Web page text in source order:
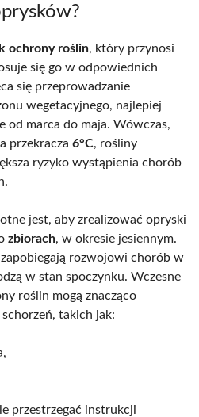
ochrony roślin, który przynosi
się go w odpowiednich
się przeprowadzanie
wegetacyjnego, najlepiej
od marca do maja. Wówczas,
przekracza 6°C, rośliny
ryzyko wystąpienia chorób
jest, aby zrealizować opryski
zbiorach, w okresie jesiennym.
zapobiegają rozwojowi chorób w
w stan spoczynku. Wczesne
roślin mogą znacząco
takich jak:
przestrzegać instrukcji